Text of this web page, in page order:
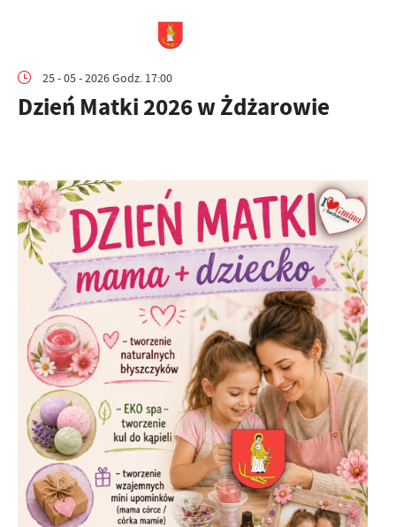
25 - 05 - 2026 Godz. 17:00
Dzień Matki 2026 w Żdżarowie